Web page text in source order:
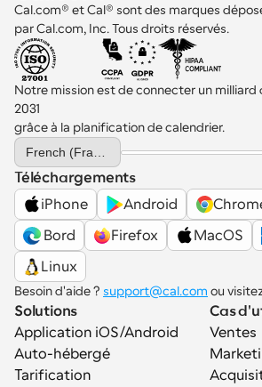
Cal.com® et Cal® sont des marques
par Cal.com, Inc. Tous droits réservés.
Notre mission est de connecter un milliard
2031
grâce à la planification de calendrier.
Select Language
Téléchargements
iPhone
Android
Bord
Firefox MacOS
Linux
Besoin d'aide ? support@cal.com ou
Solutions
Application iOS/Android
Auto-hébergé
Tarification
Cas
Ventes